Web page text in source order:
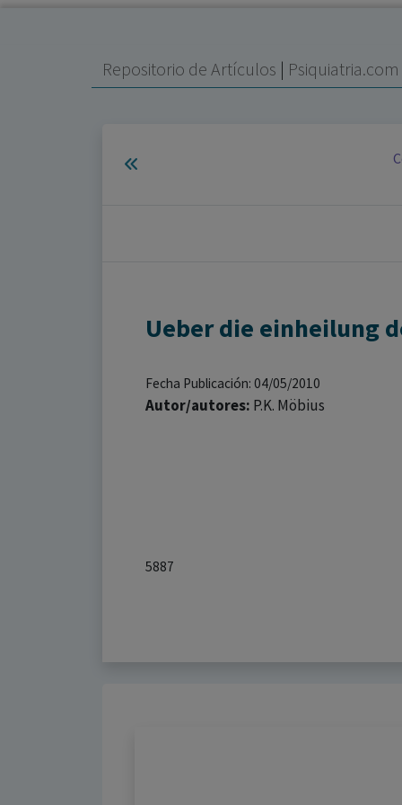
Repositorio de Artículos | Psiquiatria.com
Ueber die einheilung
Fecha Publicación: 04/05/2010
Autor/autores: P.K. Möbius
5887